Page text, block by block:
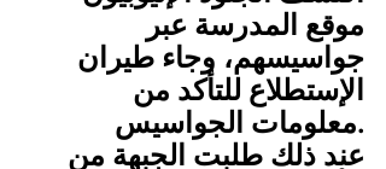
موقع المدرسة عبر
جواسيسهم، وجاء طيران
الإستطلاع للتأكد من
معلومات الجواسيس.